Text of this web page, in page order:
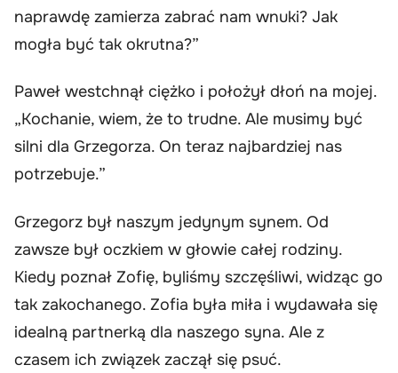
naprawdę zamierza zabrać nam wnuki? Jak
mogła być tak okrutna?”
Paweł westchnął ciężko i położył dłoń na mojej.
„Kochanie, wiem, że to trudne. Ale musimy być
silni dla Grzegorza. On teraz najbardziej nas
potrzebuje.”
Grzegorz był naszym jedynym synem. Od
zawsze był oczkiem w głowie całej rodziny.
Kiedy poznał Zofię, byliśmy szczęśliwi, widząc go
tak zakochanego. Zofia była miła i wydawała się
idealną partnerką dla naszego syna. Ale z
czasem ich związek zaczął się psuć.